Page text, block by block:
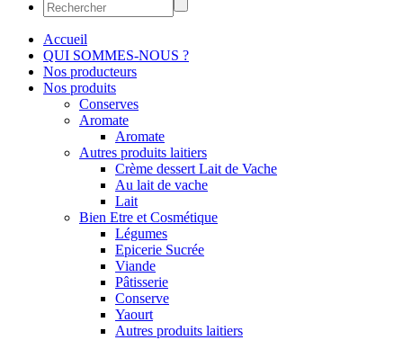
Accueil
QUI SOMMES-NOUS ?
Nos producteurs
Nos produits
Conserves
Aromate
Aromate
Autres produits laitiers
Crème dessert Lait de Vache
Au lait de vache
Lait
Bien Etre et Cosmétique
Légumes
Epicerie Sucrée
Viande
Pâtisserie
Conserve
Yaourt
Autres produits laitiers